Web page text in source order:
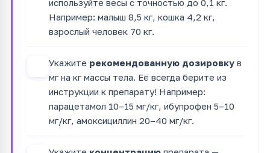
Например: малыш 8,5 кг, кошка 4,2 кг,
взрослый человек 70 кг.
Укажите рекомендованную дозировку в
мг на кг массы тела. Её всегда берите из
инструкции к препарату! Например:
парацетамол 10–15 мг/кг, ибупрофен 5–10
мг/кг, амоксициллин 20–40 мг/кг.